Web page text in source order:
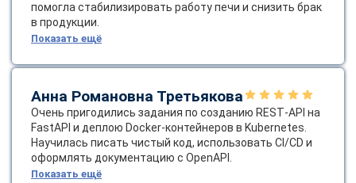
помогла стабилизировать работу печи и снизить брак
в продукции.
Показать ещё
Анна Романовна Третьякова
Очень пригодились задания по созданию REST‑API на
FastAPI и деплою Docker‑контейнеров в Kubernetes.
Научилась писать чистый код, использовать CI/CD и
оформлять документацию с OpenAPI.
Показать ещё